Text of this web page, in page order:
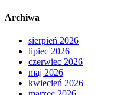
Archiwa
sierpień 2026
lipiec 2026
czerwiec 2026
maj 2026
kwiecień 2026